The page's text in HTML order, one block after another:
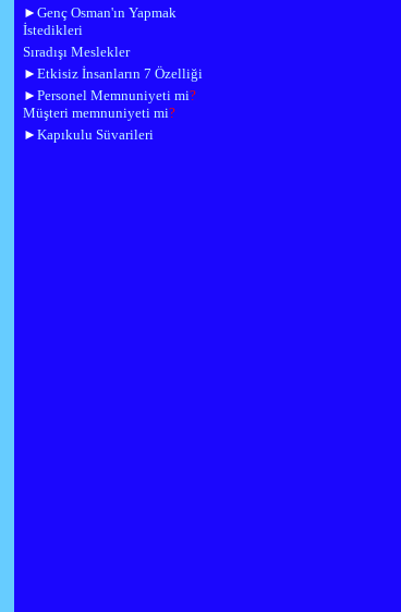
► Genç Osman'ın Yapmak
İstedikleri
Sıradışı Meslekler
► Etkisiz İnsanların 7 Özelliği
► Personel Memnuniyeti mi?
Müşteri memnuniyeti mi?
► Kapıkulu Süvarileri